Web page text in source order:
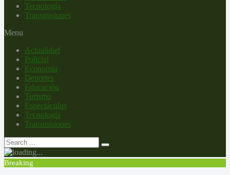
Tecnología
Transmisiones
Menu
Actualidad
Policial
Economía
Deportes
Educación
Turismo
Espectáculos
Tecnología
Transmisiones
Breaking